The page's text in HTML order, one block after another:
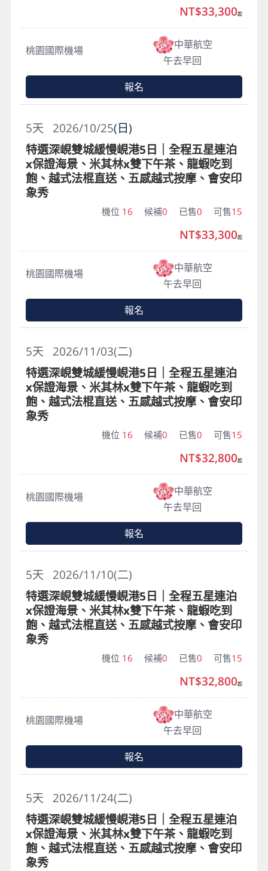
桃園國際機場
中華航空
午去早回
NT$33,300起
報名
2026/10/25(日)
5天
特選深峴雙城緩慢峴港5日｜全程五星連泊
x保證海景、米其林x雙下午茶、龍蝦吃到
飽、越式法棍直送、五感越式按摩、會安印
象秀
機位 16 候補0 已售0 可售15
桃園國際機場
中華航空
午去早回
NT$33,300起
報名
2026/11/03(二)
5天
特選深峴雙城緩慢峴港5日｜全程五星連泊
x保證海景、米其林x雙下午茶、龍蝦吃到
飽、越式法棍直送、五感越式按摩、會安印
象秀
機位 16 候補0 已售0 可售15
桃園國際機場
中華航空
午去早回
NT$32,800起
報名
2026/11/10(二)
5天
特選深峴雙城緩慢峴港5日｜全程五星連泊
x保證海景、米其林x雙下午茶、龍蝦吃到
飽、越式法棍直送、五感越式按摩、會安印
象秀
機位 16 候補0 已售0 可售15
桃園國際機場
中華航空
午去早回
NT$32,800起
報名
2026/11/24(二)
5天
特選深峴雙城緩慢峴港5日｜全程五星連泊
x保證海景、米其林x雙下午茶、龍蝦吃到
飽、越式法棍直送、五感越式按摩、會安印
象秀